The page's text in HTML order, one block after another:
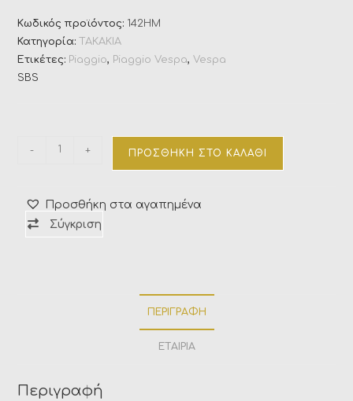
Κωδικός προϊόντος: 142HM
Κατηγορία:ΤΑΚΑΚΙΑ
Ετικέτες: Piaggio, Piaggio Vespa,Vespa
SBS
- + ΠΡΟΣΘΉΚΗ ΣΤΟ ΚΑΛΆΘΙ
Προσθήκη στα αγαπημένα
Σύγκριση
ΠΕΡΙΓΡΑΦΉ
ΕΤΑΙΡΊΑ
Περιγραφή